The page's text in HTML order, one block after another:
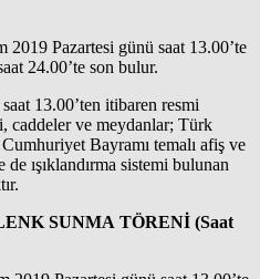
Pazartesi günü saat 13.00’te
24.00’te son bulur.
13.00’ten itibaren resmi
caddeler ve meydanlar; Türk
Bayramı temalı afiş ve
ışıklandırma sistemi bulunan
SUNMA TÖRENİ (Saat